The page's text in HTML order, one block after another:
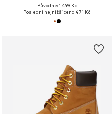
Původně: 1 499 Kč
Poslední nejnižší cena:471 Kč